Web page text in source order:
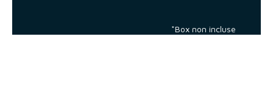
*Box non incluse